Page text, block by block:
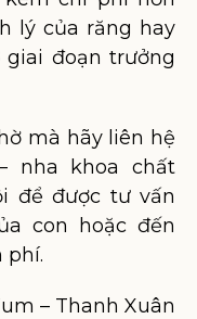
lý của răng hay
đoạn trưởng
mà hãy liên hệ
nha khoa chất
để được tư vấn
con hoặc đến
phí.
– Thanh Xuân